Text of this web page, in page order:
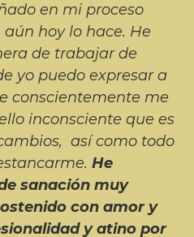
en mi proceso
hoy lo hace. He
de trabajar de
yo puedo expresar a
conscientemente me
inconsciente que es
así como todo
He
sanación muy
con amor y
y atino por